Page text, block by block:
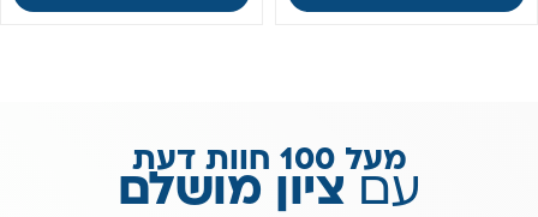
מעל 100 חוות דעת
עםציון מושלם